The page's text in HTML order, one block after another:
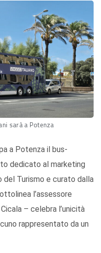
sarà a Potenza
a Potenza il bus-
dedicato al marketing
Turismo e curato dalla
l’assessore
– celebra l’unicità
rappresentato da un